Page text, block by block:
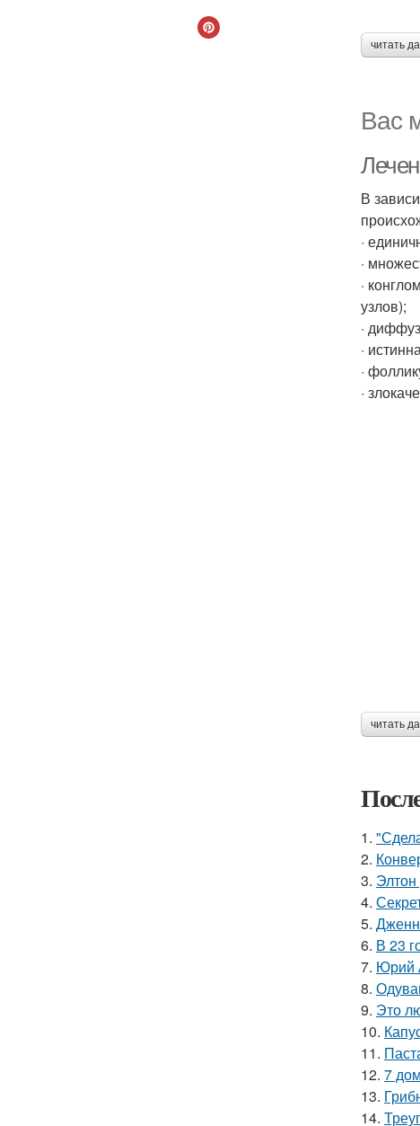
читать
Вас
В
·
·
·
узлов);
·
·
·
·
читать
1.
2.
3.
4.
5.
6. В 23
7. Юрий
8.
9. Это
10.
11.
12. 7
13.
14.